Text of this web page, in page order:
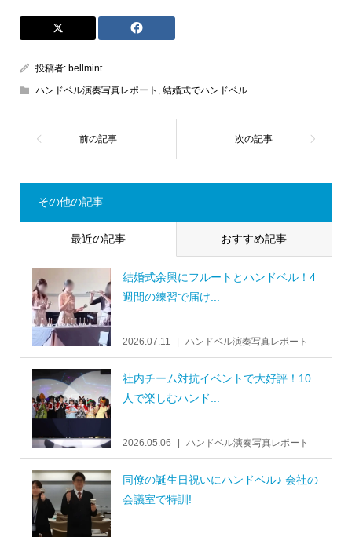
投稿者: bellmint
ハンドベル演奏写真レポート
結婚式でハンドベル
その他の記事
最近の記事 おすすめ記事
結婚式余興にフルートとハンドベル！4
週間の練習で届け...
2026.07.11 ハンドベル演奏写真レポート
社内チーム対抗イベントで大好評！10
人で楽しむハンド...
2026.05.06 ハンドベル演奏写真レポート
同僚の誕生日祝いにハンドベル♪ 会社の
会議室で特訓!